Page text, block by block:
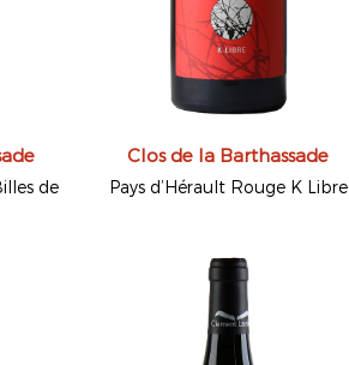
de
Clos de la Barthassade
Pays d’Hérault Rouge K Libre